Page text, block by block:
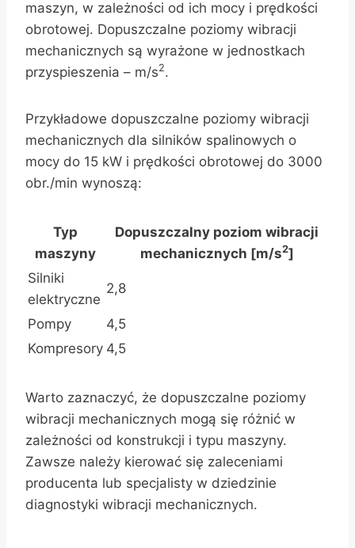
maszyn, w zależności od ich mocy i prędkości
obrotowej. Dopuszczalne poziomy wibracji
mechanicznych są wyrażone w jednostkach
przyspieszenia – m/s2.
Przykładowe dopuszczalne poziomy wibracji
mechanicznych dla silników spalinowych o
mocy do 15 kW i prędkości obrotowej do 3000
obr./min wynoszą:
Typ
maszyny
Dopuszczalny poziom wibracji
mechanicznych [m/s2]
Silniki
elektryczne
2,8
Pompy
4,5
Kompresory 4,5
Warto zaznaczyć, że dopuszczalne poziomy
wibracji mechanicznych mogą się różnić w
zależności od konstrukcji i typu maszyny.
Zawsze należy kierować się zaleceniami
producenta lub specjalisty w dziedzinie
diagnostyki wibracji mechanicznych.